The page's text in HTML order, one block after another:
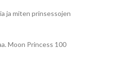
ja miten prinsessojen
Moon Princess 100